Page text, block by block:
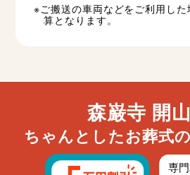
ご搬送の車両などをご利用し
算となります。
森巌寺 開
ちゃんとしたお葬式